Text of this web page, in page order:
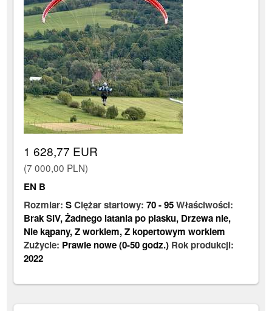
1 628,77 EUR
(7 000,00 PLN)
EN B
Rozmiar:SCiężar startowy:70-95Właściwości:
Brak SIV,Żadnego latania po piasku, Drzewa nie,
Nie kąpany,Z workiem,Z kopertowym workiem
Zużycie: Prawie nowe (0-50 godz.) Rok produkcji:
2022